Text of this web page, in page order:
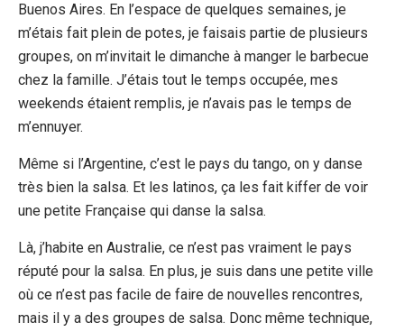
Buenos Aires. En l’espace de quelques semaines, je
m’étais fait plein de potes, je faisais partie de plusieurs
groupes, on m’invitait le dimanche à manger le barbecue
chez la famille. J’étais tout le temps occupée, mes
weekends étaient remplis, je n’avais pas le temps de
m’ennuyer.
Même si l’Argentine, c’est le pays du tango, on y danse
très bien la salsa. Et les latinos, ça les fait kiffer de voir
une petite Française qui danse la salsa.
Là, j’habite en Australie, ce n’est pas vraiment le pays
réputé pour la salsa. En plus, je suis dans une petite ville
où ce n’est pas facile de faire de nouvelles rencontres,
mais il y a des groupes de salsa. Donc même technique,